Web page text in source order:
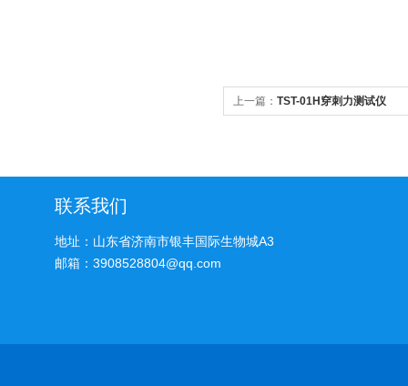
上一篇： TST-01H穿刺力测试仪
联系我们
地址：山东省济南市银丰国际生物城A3
邮箱：3908528804@qq.com